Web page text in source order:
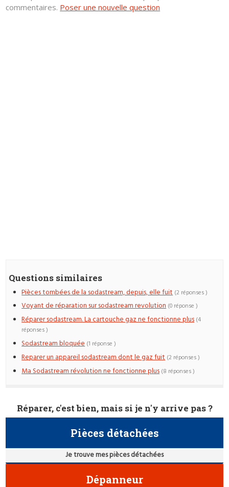
commentaires. Poser une nouvelle question
Questions similaires
Pièces tombées de la sodastream, depuis, elle fuit (2 réponses )
Voyant de réparation sur sodastream revolution (0 réponse )
Réparer sodastream. La cartouche gaz ne fonctionne plus (4
réponses )
Sodastream bloquée (1 réponse )
Reparer un appareil sodastream dont le gaz fuit (2 réponses )
Ma Sodastream révolution ne fonctionne plus (8 réponses )
Réparer, c'est bien, mais si je n'y arrive pas ?
Pièces détachées
Je trouve mes pièces détachées
Dépanneur